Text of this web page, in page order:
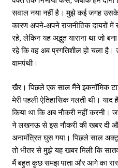
सवाल नया नहीं है। मुझे कई जगह
कारण अपने-अपने राजनीतिक दायरों में
रहे, लेकिन यह अद्भुत याराना था जो
रहे कि वह अब प्रगतिशील हो चला
वामपंथी।
खैर। पिछले एक साल मैंने इकनॉमिक
मेरी पहली ऐतिहासिक गलती थी।
किया था कि अब नौकरी नहीं करनी।
ने लखनऊ से इस नौकरी की खबर दी
अनामंत्रित घुस गया। पिछले साल
तो भीतर से मुझे यह खबर मिली कि
मैं बहुत कुछ समझ पाता और आगे का